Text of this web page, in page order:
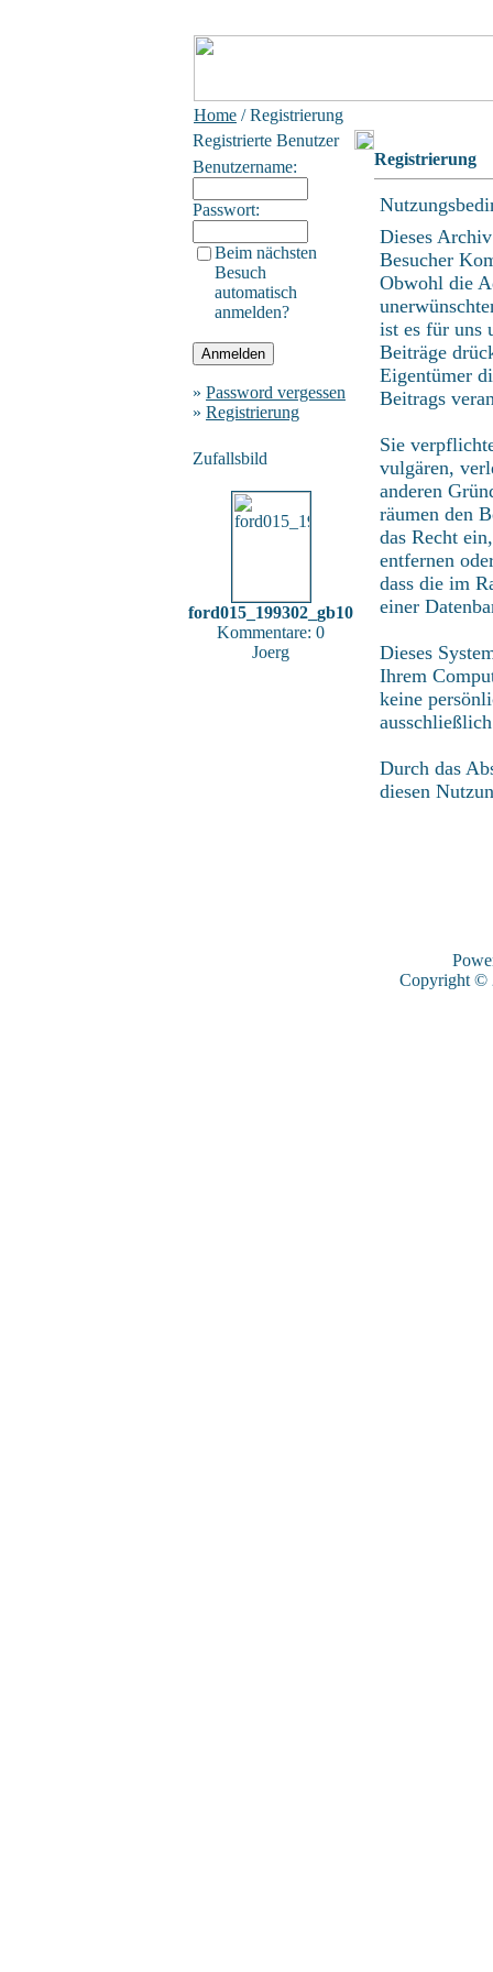
Home / Registrierung
Registrierte Benutzer
Benutzername:
Passwort:
Beim nächsten
Besuch
automatisch
anmelden?
» Password vergessen
» Registrierung
Zufallsbild
ford015_199302_gb10
Kommentare: 0
Joerg
Registrierung
Dieses
Besucher
Obwohl die
ist es für uns
Beiträge
Eigentümer
Beitrags
Sie
vulgären,
anderen
räumen den
das Recht
entfernen
dass die im
einer
Dieses
Ihrem
keine
Durch das
diesen
Copyright ©